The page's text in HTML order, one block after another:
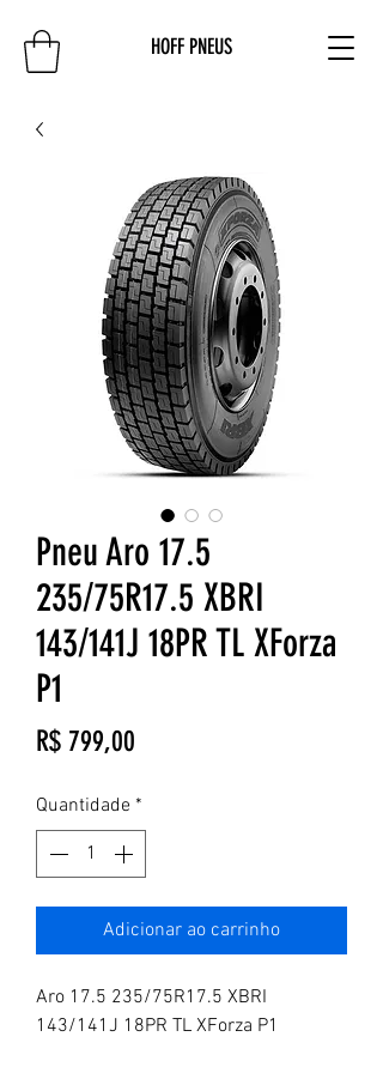
HOFF PNEUS
Pneu Aro 17.5
235/75R17.5 XBRI
143/141J 18PR TL XForza
P1
R$ 799,00
Quantidade *
Adicionar ao carrinho
Aro 17.5 235/75R17.5 XBRI
143/141J 18PR TL XForza P1